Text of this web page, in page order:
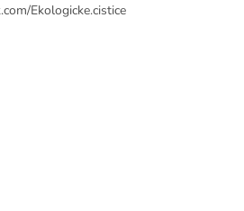
Ekologicke.cistice